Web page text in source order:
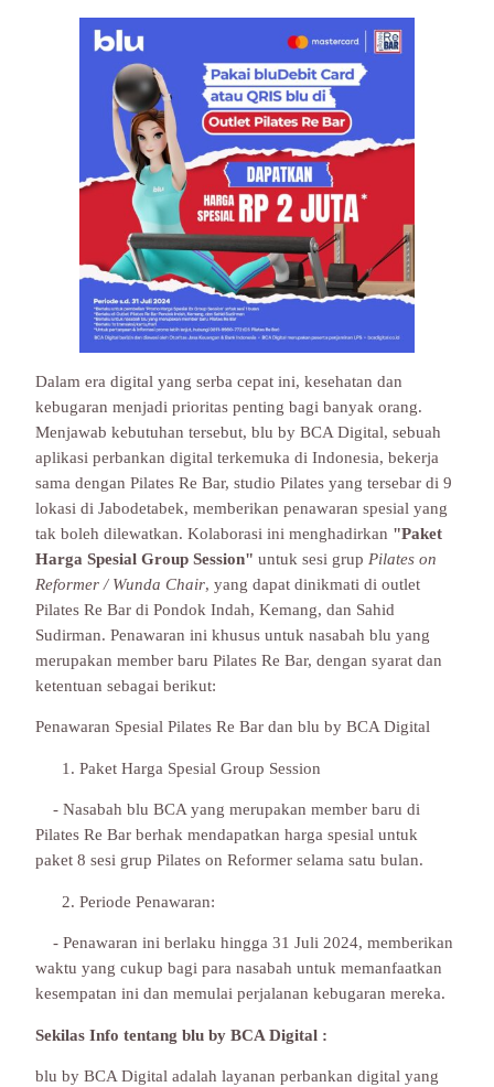
Dalam era digital yang serba cepat ini, kesehatan dan
kebugaran menjadi prioritas penting bagi banyak orang.
Menjawab kebutuhan tersebut, blu by BCA Digital, sebuah
aplikasi perbankan digital terkemuka di Indonesia, bekerja
sama dengan Pilates Re Bar, studio Pilates yang tersebar di 9
lokasi di Jabodetabek, memberikan penawaran spesial yang
tak boleh dilewatkan. Kolaborasi ini menghadirkan "Paket
Harga Spesial Group Session" untuk sesi grup Pilates on
Reformer / Wunda Chair, yang dapat dinikmati di outlet
Pilates Re Bar di Pondok Indah, Kemang, dan Sahid
Sudirman. Penawaran ini khusus untuk nasabah blu yang
merupakan member baru Pilates Re Bar, dengan syarat dan
ketentuan sebagai berikut:
Penawaran Spesial Pilates Re Bar dan blu by BCA Digital
Paket Harga Spesial Group Session
- Nasabah blu BCA yang merupakan member baru di
Pilates Re Bar berhak mendapatkan harga spesial untuk
paket 8 sesi grup Pilates on Reformer selama satu bulan.
Periode Penawaran:
- Penawaran ini berlaku hingga 31 Juli 2024, memberikan
waktu yang cukup bagi para nasabah untuk memanfaatkan
kesempatan ini dan memulai perjalanan kebugaran mereka.
Sekilas Info tentang blu by BCA Digital :
blu by BCA Digital adalah layanan perbankan digital yang